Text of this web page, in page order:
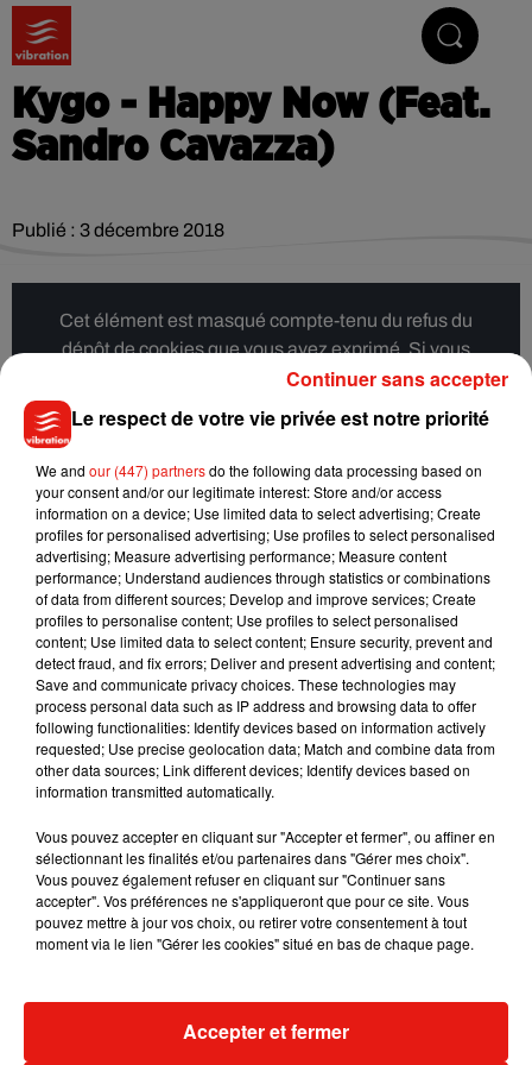
Kygo - Happy Now (Feat.
Sandro Cavazza)
Publié : 3 décembre 2018
Cet élément est masqué compte-tenu du refus du
dépôt de cookies que vous avez exprimé. Si vous
souhaitez l'afficher, merci de nous donner votre accord
en cliquant sur le bouton ci-dessous.
Afficher l'élément
Musique
Julien Lieb s’essaye à la vie de
chatelain dans son nouveau clip
Madonna
Sensation »
+ DE MUSIQUE
Le respect de votre vie privée est notre priorité
We and our (447) partnersdo the following data processing based on
your consent and/or our legitimate interest: Store and/or access
information on a device; Use limited data to select advertising; Create
profiles for personalised advertising; Use profiles to select personalised
advertising; Measure advertising performance; Measure content
performance; Understand audiences through statistics or combinations
of data from different sources; Develop and improve services; Create
profiles to personalise content; Use profiles to select personalised
content; Use limited data to select content; Ensure security, prevent and
detect fraud, and fix errors; Deliver and present advertising and content;
Save and communicate privacy choices. These technologies may
process personal data such as IP address and browsing data to offer
following functionalities: Identify devices based on information actively
requested; Use precise geolocation data; Match and combine data from
other data sources; Link different devices; Identify devices based on
information transmitted automatically.
Vous pouvez accepter en cliquant sur "Accepter et fermer", ou affiner en
sélectionnant les finalités et/ou partenaires dans "Gérer mes choix".
Vous pouvez également refuser en cliquant sur "Continuer sans
accepter". Vos préférences ne s'appliqueront que pour ce site. Vous
pouvez mettre à jour vos choix, ou retirer votre consentement à tout
moment via le lien "Gérer les cookies" situé en bas de chaque page.
Accepter et fermer
Continuer sans accepter